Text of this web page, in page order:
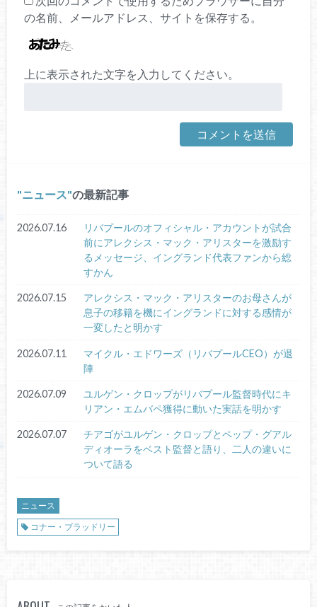
の名前、メールアドレス、サイトを保存する。
上に表示された文字を入力してください。
ニュース の最新記事
2026.07.16
リバプールのオフィシャル・アカウントが試合
前にアレクシス・マック・アリスターを激励す
るメッセージ、イングランド代表ファンから総
すかん
2026.07.15
アレクシス・マック・アリスターのお母さんが
息子の移籍を機にイングランドに対する感情が
一変したと明かす
2026.07.11
マイクル・エドワーズ（リバプールCEO）が退
陣
2026.07.09
ユルゲン・クロップがリバプール監督時代にキ
リアン・エムバペ獲得に動いた実話を明かす
2026.07.07
チアゴがユルゲン・クロップとペップ・グアル
ディオーラをベスト監督と語り、二人の違いに
ついて語る
ニュース
コナー・ブラッドリー